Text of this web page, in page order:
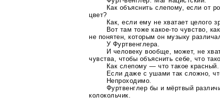
Как объяснить слепому, если от
цвет?
Как, если ему не хватает целого
Вот там тожекакое-то чувство,
не понятен, которым он музыку
У Фуртвенглера.
И человеку вообще, может, не
чувства, чтобы объяснить себе, что
Как слепому — что такое красный.
Если даже с ушами так сложно,
Непроходимо.
Фуртвенглер бы и мёртвый
колокольчик.